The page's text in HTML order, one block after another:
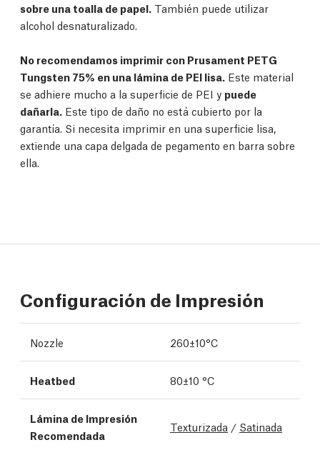
sobre una toalla de papel. También puede utilizar
alcohol desnaturalizado.
No recomendamos imprimir con Prusament PETG
Tungsten 75% en una lámina de PEI lisa. Este material
se adhiere mucho a la superficie de PEI y puede
dañarla. Este tipo de daño no está cubierto por la
garantía. Si necesita imprimir en una superficie lisa,
extiende una capa delgada de pegamento en barra sobre
ella.
Configuración de Impresión
Nozzle 260±10°C
Heatbed 80±10 °C
Lámina de Impresión
Recomendada
Texturizada / Satinada